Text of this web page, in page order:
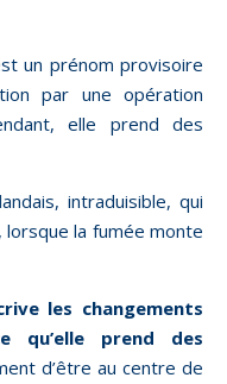
un prénom provisoire
par une opération
elle prend des
intraduisible, qui
la fumée monte
les changements
qu’elle prend des
d’être au centre de